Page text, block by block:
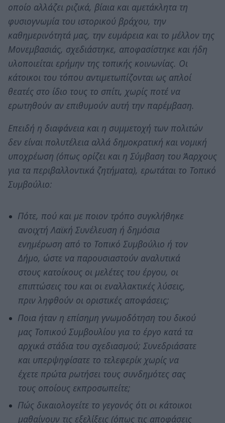
οποίο αλλάζει ριζικά, βίαια και αμετάκλητα τη
φυσιογνωμία του ιστορικού βράχου, την
καθημερινότητά μας, την ευμάρεια και το μέλλον της
Μονεμβασιάς, σχεδιάστηκε, αποφασίστηκε και ήδη
υλοποιείται ερήμην της τοπικής κοινωνίας. Οι
κάτοικοι του τόπου αντιμετωπίζονται ως απλοί
θεατές στο ίδιο τους το σπίτι, χωρίς ποτέ να
ερωτηθούν αν επιθυμούν αυτή την παρέμβαση.
Επειδή η διαφάνεια και η συμμετοχή των πολιτών
δεν είναι πολυτέλεια αλλά δημοκρατική και νομική
υποχρέωση (όπως ορίζει και η Σύμβαση του Άαρχους
για τα περιβαλλοντικά ζητήματα), ερωτάται το Τοπικό
Συμβούλιο:
Πότε, πού και με ποιον τρόπο συγκλήθηκε
ανοιχτή Λαϊκή Συνέλευση ή δημόσια
ενημέρωση από το Τοπικό Συμβούλιο ή τον
Δήμο, ώστε να παρουσιαστούν αναλυτικά
στους κατοίκους οι μελέτες του έργου, οι
επιπτώσεις του και οι εναλλακτικές λύσεις,
πριν ληφθούν οι οριστικές αποφάσεις;
Ποια ήταν η επίσημη γνωμοδότηση του δικού
μας Τοπικού Συμβουλίου για το έργο κατά τα
αρχικά στάδια του σχεδιασμού; Συνεδριάσατε
και υπερψηφίσατε το τελεφερίκ χωρίς να
έχετε πρώτα ρωτήσει τους συνδημότες σας
τους οποίους εκπροσωπείτε;
Πώς δικαιολογείτε το γεγονός ότι οι κάτοικοι
μαθαίνουν τις εξελίξεις (όπως τις αποφάσεις